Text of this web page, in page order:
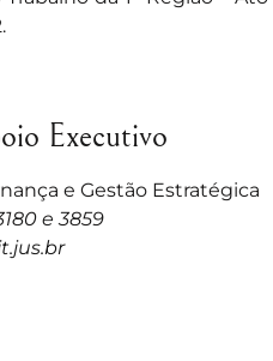
Executivo
e Gestão Estratégica
e 3859